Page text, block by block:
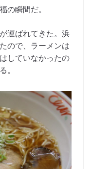
の瞬間だ。
運ばれてきた。浜
ので、ラーメンは
していなかったの
。